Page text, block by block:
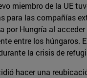
miembro de la UE
para las compañías
por Hungría al
entre los húngaros.
la crisis de
hacer una